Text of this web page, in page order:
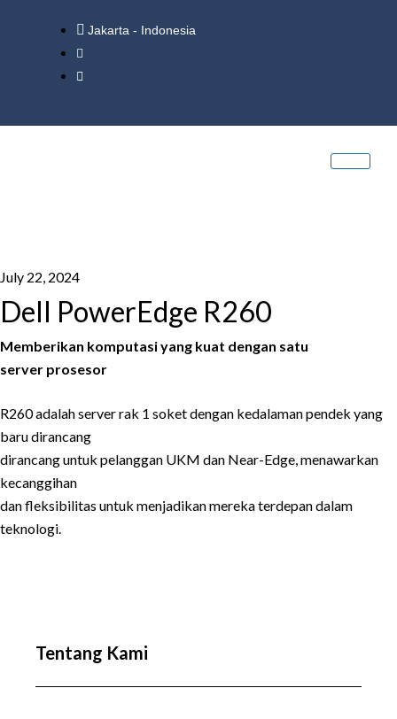
Jakarta - Indonesia
July 22, 2024
Dell PowerEdge R260
Memberikan komputasi yang kuat dengan satu
server prosesor
R260 adalah server rak 1 soket dengan kedalaman pendek yang
baru dirancang
dirancang untuk pelanggan UKM dan Near-Edge, menawarkan
kecanggihan
dan fleksibilitas untuk menjadikan mereka terdepan dalam
teknologi.
Tentang Kami